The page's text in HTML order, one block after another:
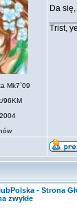
Mk7`09
96KM
Da
Trist,
- Strona
zwykłe